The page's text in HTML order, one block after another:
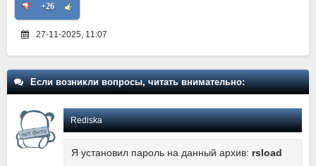
+26
27-11-2025, 11:07
Если возникли вопросы, читать внимательно:
Rediska
Я установил пароль на данный архив: rsload